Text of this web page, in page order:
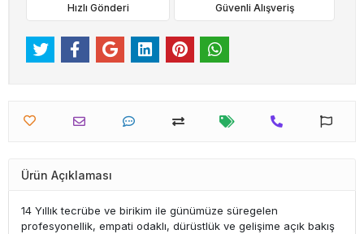
Hızlı Gönderi Güvenli Alışveriş
Ürün Açıklaması
14 Yıllık tecrübe ve birikim ile günümüze süregelen
profesyonellik, empati odaklı, dürüstlük ve gelişime açık bakış